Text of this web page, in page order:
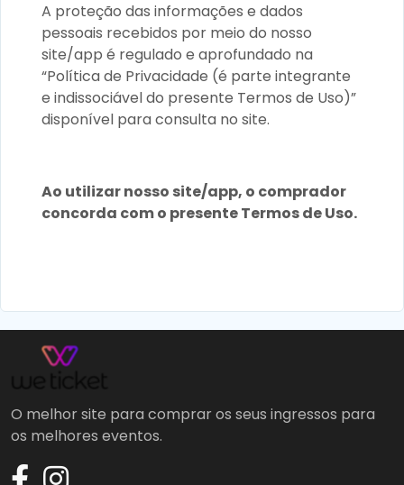
A proteção das informações e dados
pessoais recebidos por meio do nosso
site/app é regulado e aprofundado na
“Política de Privacidade (é parte integrante
e indissociável do presente Termos de Uso)”
disponível para consulta no site.
Ao utilizar nosso site/app, o comprador
concorda com o presente Termos de Uso.
O melhor site para comprar os seus ingressos para
os melhores eventos.